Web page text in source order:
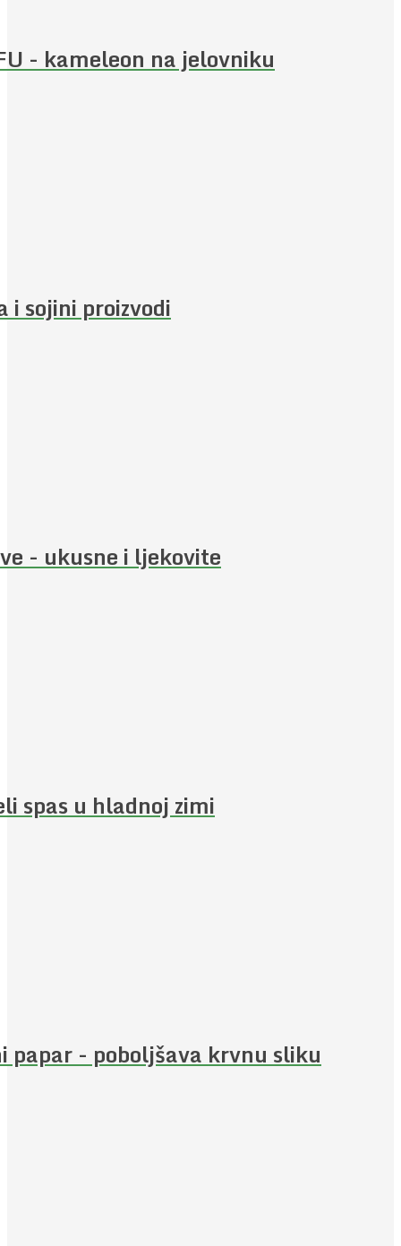
- kameleon na jelovniku
i sojini proizvodi
- ukusne i ljekovite
spas u hladnoj zimi
papar - poboljšava krvnu sliku